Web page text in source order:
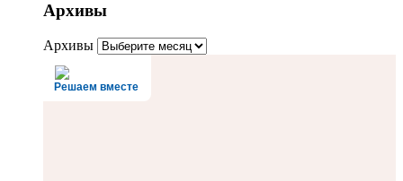
Архивы
Архивы
Решаем вместе